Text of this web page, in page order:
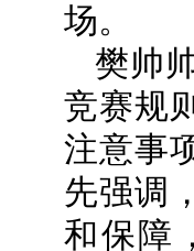
场。
樊帅
竞赛规
注意事
先强调
和保障